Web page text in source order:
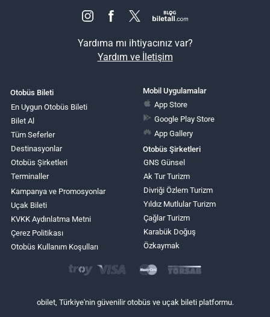
Yardıma mı ihtiyacınız var?
Yardım ve İletişim
Otobüs Bileti
En Uygun Otobüs Bileti
Bilet Al
Tüm Seferler
Destinasyonlar
Otobüs Şirketleri
Terminaller
Kampanya ve Promosyonlar
Uçak Bileti
KVKK Aydınlatma Metni
Çerez Politikası
Otobüs Kullanım Koşulları
Mobil Uygulamalar
App Store
Google Play Store
App Gallery
Otobüs Şirketleri
GNS Günsel
Ak Tur Turizm
Divriği Özlem Turizm
Yıldız Mutlular Turizm
Çağlar Turizm
Karabük Doğuş
Özkaymak
obilet, Türkiye'nin güvenilir otobüs ve uçak bileti platformu.